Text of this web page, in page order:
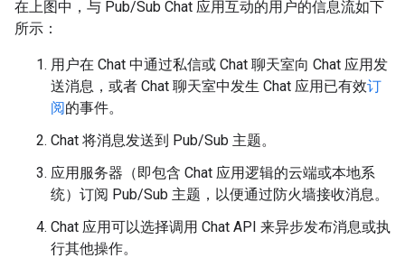
在上图中，与 Pub/Sub Chat 应用互动的用户的信息流如下
所示：
用户在 Chat 中通过私信或 Chat 聊天室向 Chat 应用发
送消息，或者 Chat 聊天室中发生 Chat 应用已有效订
阅的事件。
Chat 将消息发送到 Pub/Sub 主题。
应用服务器（即包含 Chat 应用逻辑的云端或本地系
统）订阅 Pub/Sub 主题，以便通过防火墙接收消息。
Chat 应用可以选择调用 Chat API 来异步发布消息或执
行其他操作。